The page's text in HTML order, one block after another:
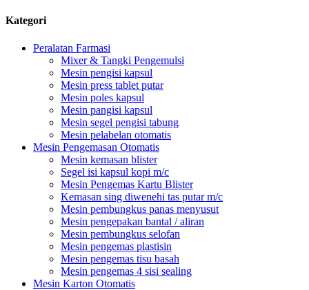
Kategori
Peralatan Farmasi
Mixer & Tangki Pengemulsi
Mesin pengisi kapsul
Mesin press tablet putar
Mesin poles kapsul
Mesin pangisi kapsul
Mesin segel pengisi tabung
Mesin pelabelan otomatis
Mesin Pengemasan Otomatis
Mesin kemasan blister
Segel isi kapsul kopi m/c
Mesin Pengemas Kartu Blister
Kemasan sing diwenehi tas putar m/c
Mesin pembungkus panas menyusut
Mesin pengepakan bantal / aliran
Mesin pembungkus selofan
Mesin pengemas plastisin
Mesin pengemas tisu basah
Mesin pengemas 4 sisi sealing
Mesin Karton Otomatis